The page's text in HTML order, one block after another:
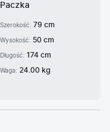
Paczka
Szerokość: 79 cm
Wysokość: 50 cm
Długość:174 cm
Waga: 24.00 kg